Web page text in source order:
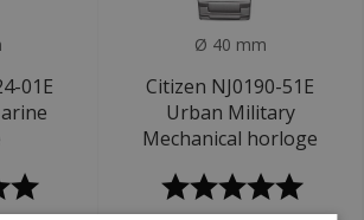
01E
Ø 40 mm
Citizen NJ0190-51E
Urban Military
Mechanical horloge